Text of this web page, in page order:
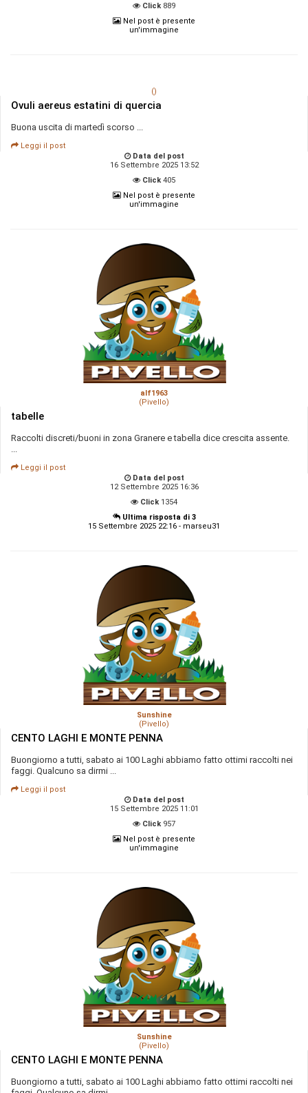
Click 889
Nel post è presente
un'immagine
()
Ovuli aereus estatini di quercia
Buona uscita di martedì scorso ...
Leggi il post
Data del post
16 Settembre 2025 13:52
Click 405
Nel post è presente
un'immagine
alf1963
(Pivello)
tabelle
Raccolti discreti/buoni in zona Granere e tabella dice crescita assente.
Leggi il post
Data del post
12 Settembre 2025 16:36
Click 1354
Ultima risposta di 3
15 Settembre 2025 22:16 - marseu31
Sunshine
(Pivello)
CENTO LAGHI E MONTE PENNA
Buongiorno a tutti, sabato ai 100 Laghi abbiamo fatto ottimi raccolti nei
faggi. Qualcuno sa dirmi ...
Leggi il post
Data del post
15 Settembre 2025 11:01
Click 957
Nel post è presente
un'immagine
Sunshine
(Pivello)
CENTO LAGHI E MONTE PENNA
Buongiorno a tutti, sabato ai 100 Laghi abbiamo fatto ottimi raccolti nei